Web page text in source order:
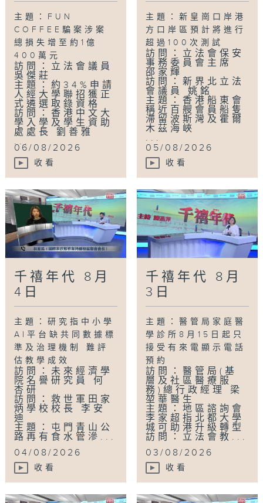
主題：FUN
COFFEE騙案涉案
總損失增至約1億
400萬元
訪問：立法會議員
吳傑莊
主題：約34%申請
人經大學聯招獲正
式遴選取錄資格
訪問：香港中文大
學入學及學生資助
處處長 劉善雅
...
06/08/2026
收看
主題：新皇崗口岸港
方口岸區預計將進行
超過100次測試
訪問：立法會保安
事務委員會主席
邵家輝
訪問：新界北立法
會議員 姚銘
主題：香港船東會
稱近百艘會員船隻
滯留波斯灣及霍爾
木茲海峽
...
05/08/2026
收看
千禧年代 8月
4日
主題：研究指中小學
AI平台缺共同數據標
準及治理機制 難評
估教學成效
訪問：未來經濟學
院名譽研究員 何
杏研
訪問：救世軍田家
炳學校校長 李安
迪
主題：屯門青山公
路再有食水管滲...
04/08/2026
收看
千禧年代 8月
3日
主題：醫管局家庭醫
學診所8月15日起只
接受有來電顯示電話
預約
訪問：醫管局(基
層及社區醫療服
務)總行政經理 梁
堃華醫生
主題：地區諮詢會
李家超指北都大學
城可助港升級轉型
訪問：立法會教...
03/08/2026
收看